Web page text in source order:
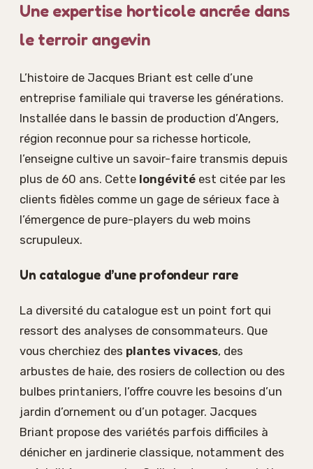
Une expertise horticole ancrée dans
le terroir angevin
L’histoire de Jacques Briant est celle d’une
entreprise familiale qui traverse les générations.
Installée dans le bassin de production d’Angers,
région reconnue pour sa richesse horticole,
l’enseigne cultive un savoir-faire transmis depuis
plus de 60 ans. Cette longévité est citée par les
clients fidèles comme un gage de sérieux face à
l’émergence de pure-players du web moins
scrupuleux.
Un catalogue d’une profondeur rare
La diversité du catalogue est un point fort qui
ressort des analyses de consommateurs. Que
vous cherchiez des plantes vivaces, des
arbustes de haie, des rosiers de collection ou des
bulbes printaniers, l’offre couvre les besoins d’un
jardin d’ornement ou d’un potager. Jacques
Briant propose des variétés parfois difficiles à
dénicher en jardinerie classique, notamment des